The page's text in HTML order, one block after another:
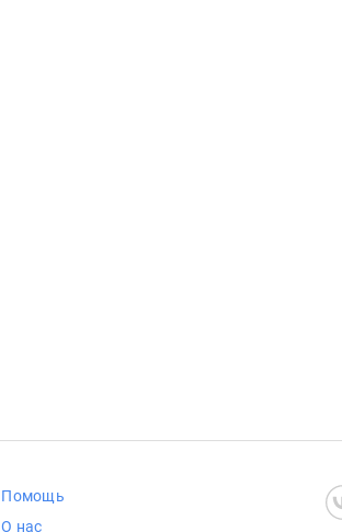
Помощь
О нас